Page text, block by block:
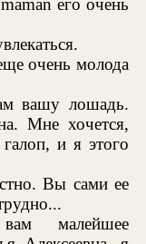
его очень
очень молода
вашу лошадь.
Мне хочется,
и я этого
Вы сами ее
малейшее